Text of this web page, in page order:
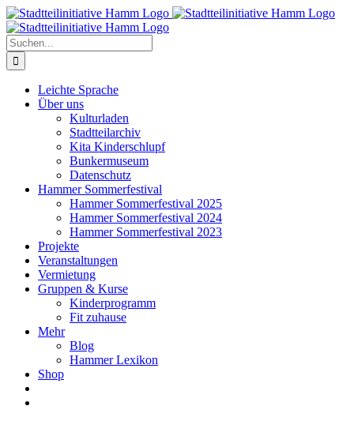
Zum
Inhalt
springen
Suche
nach:
Leichte Sprache
Über uns
Kulturladen
Stadtteilarchiv
Kita Kinderschlupf
Bunkermuseum
Datenschutz
Hammer Sommerfestival
Hammer Sommerfestival 2025
Hammer Sommerfestival 2024
Hammer Sommerfestival 2023
Projekte
Veranstaltungen
Vermietung
Gruppen & Kurse
Kinderprogramm
Fit zuhause
Mehr
Blog
Hammer Lexikon
Shop